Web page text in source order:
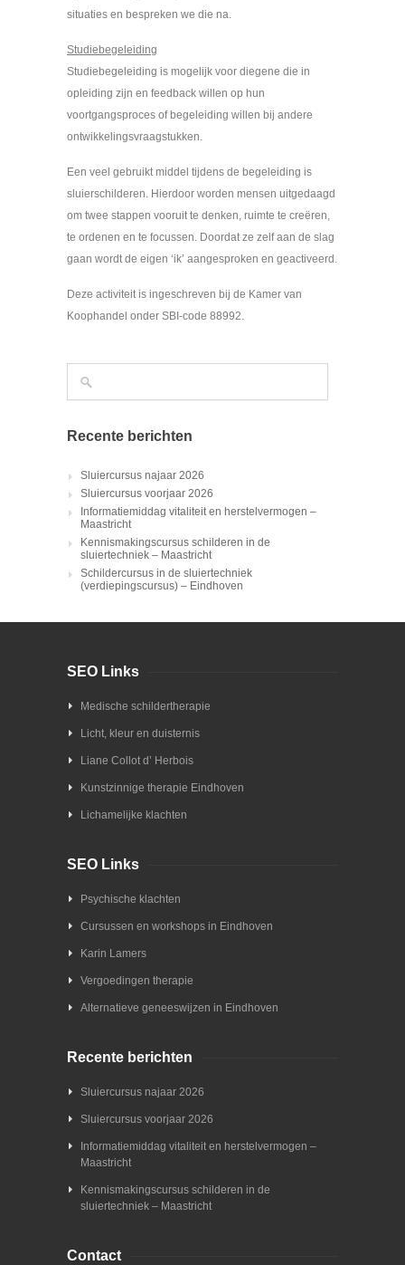
situaties en bespreken we die na.
Studiebegeleiding
Studiebegeleiding is mogelijk voor diegene die in
opleiding zijn en feedback willen op hun
voortgangsproces of begeleiding willen bij andere
ontwikkelingsvraagstukken.
Een veel gebruikt middel tijdens de begeleiding is
sluierschilderen. Hierdoor worden mensen uitgedaagd
om twee stappen vooruit te denken, ruimte te creëren,
te ordenen en te focussen. Doordat ze zelf aan de slag
gaan wordt de eigen ‘ik’ aangesproken en geactiveerd.
Deze activiteit is ingeschreven bij de Kamer van
Koophandel onder SBI-code 88992.
Recente berichten
Sluiercursus najaar 2026
Sluiercursus voorjaar 2026
Informatiemiddag vitaliteit en herstelvermogen –
Maastricht
Kennismakingscursus schilderen in de
sluiertechniek – Maastricht
Schildercursus in de sluiertechniek
(verdiepingscursus) – Eindhoven
SEO Links
Medische schildertherapie
Licht, kleur en duisternis
Liane Collot d’ Herbois
Kunstzinnige therapie Eindhoven
Lichamelijke klachten
SEO Links
Psychische klachten
Cursussen en workshops in Eindhoven
Karin Lamers
Vergoedingen therapie
Alternatieve geneeswijzen in Eindhoven
Recente berichten
Sluiercursus najaar 2026
Sluiercursus voorjaar 2026
Informatiemiddag vitaliteit en herstelvermogen –
Maastricht
Kennismakingscursus schilderen in de
sluiertechniek – Maastricht
Contact